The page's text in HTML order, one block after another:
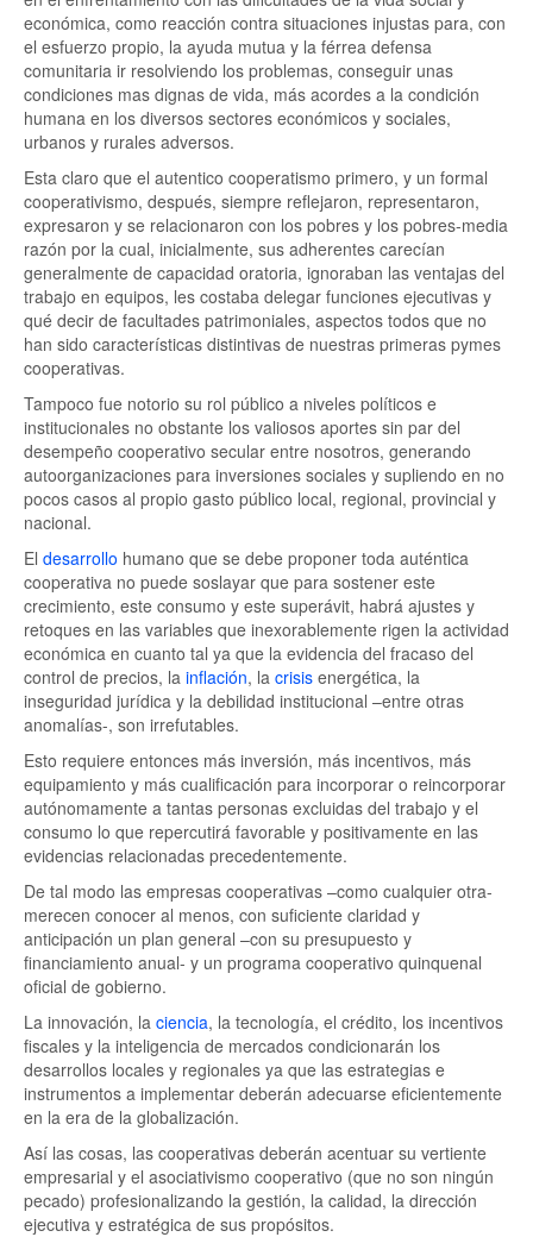
económica, como reacción contra situaciones injustas para, con
el esfuerzo propio, la ayuda mutua y la férrea defensa
comunitaria ir resolviendo los problemas, conseguir unas
condiciones mas dignas de vida, más acordes a la condición
humana en los diversos sectores económicos y sociales,
urbanos y rurales adversos.
Esta claro que el autentico cooperatismo primero, y un formal
cooperativismo, después, siempre reflejaron, representaron,
expresaron y se relacionaron con los pobres y los pobres-media
razón por la cual, inicialmente, sus adherentes carecían
generalmente de capacidad oratoria, ignoraban las ventajas del
trabajo en equipos, les costaba delegar funciones ejecutivas y
qué decir de facultades patrimoniales, aspectos todos que no
han sido características distintivas de nuestras primeras pymes
cooperativas.
Tampoco fue notorio su rol público a niveles políticos e
institucionales no obstante los valiosos aportes sin par del
desempeño cooperativo secular entre nosotros, generando
autoorganizaciones para inversiones sociales y supliendo en no
pocos casos al propio gasto público local, regional, provincial y
nacional.
El desarrollo humano que se debe proponer toda auténtica
cooperativa no puede soslayar que para sostener este
crecimiento, este consumo y este superávit, habrá ajustes y
retoques en las variables que inexorablemente rigen la actividad
económica en cuanto tal ya que la evidencia del fracaso del
control de precios, la inflación, la crisis energética, la
inseguridad jurídica y la debilidad institucional –entre otras
anomalías-, son irrefutables.
Esto requiere entonces más inversión, más incentivos, más
equipamiento y más cualificación para incorporar o reincorporar
autónomamente a tantas personas excluidas del trabajo y el
consumo lo que repercutirá favorable y positivamente en las
evidencias relacionadas precedentemente.
De tal modo las empresas cooperativas –como cualquier otra-
merecen conocer al menos, con suficiente claridad y
anticipación un plan general –con su presupuesto y
financiamiento anual- y un programa cooperativo quinquenal
oficial de gobierno.
La innovación, la ciencia, la tecnología, el crédito, los incentivos
fiscales y la inteligencia de mercados condicionarán los
desarrollos locales y regionales ya que las estrategias e
instrumentos a implementar deberán adecuarse eficientemente
en la era de la globalización.
Así las cosas, las cooperativas deberán acentuar su vertiente
empresarial y el asociativismo cooperativo (que no son ningún
pecado) profesionalizando la gestión, la calidad, la dirección
ejecutiva y estratégica de sus propósitos.